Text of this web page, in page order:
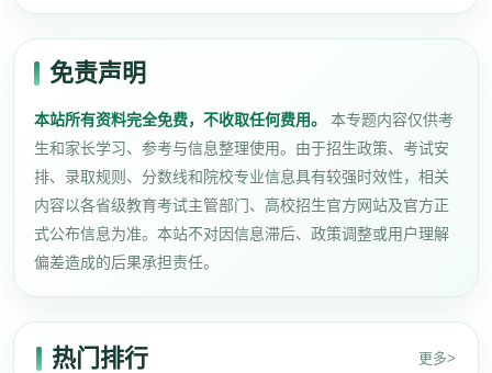
免责声明
本站所有资料完全免费，不收取任何费用。
本专题内容仅供考
生和家长学习、参考与信息整理使用。由于招生政策、考试安
排、录取规则、分数线和院校专业信息具有较强时效性，相关
内容以各省级教育考试主管部门、高校招生官方网站及官方正
式公布信息为准。本站不对因信息滞后、政策调整或用户理解
偏差造成的后果承担责任。
热门排行 更多>